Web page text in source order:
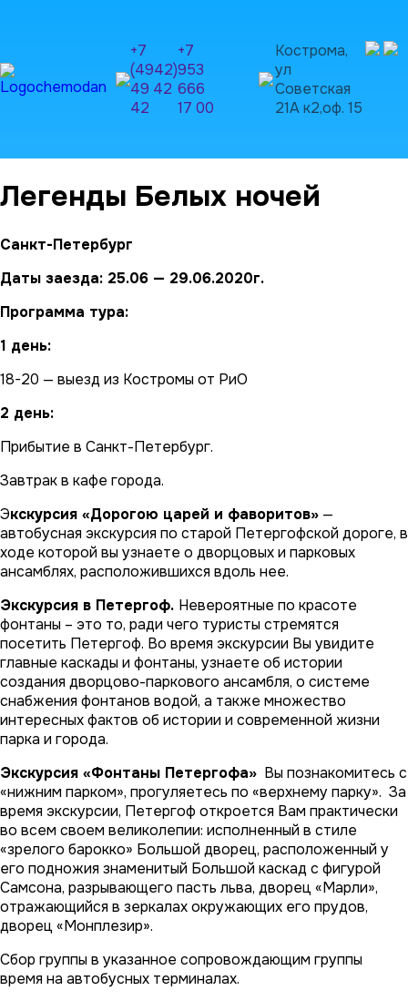
+7
(4942)
49 42
42
+7
953
666
17 00
Кострома,
ул
Советская
21А к2,оф. 15
Легенды Белых ночей
Санкт-Петербург
Даты заезда: 25.06 — 29.06.2020г.
Программа тура:
1 день:
18-20 — выезд из Костромы от РиО
2 день:
Прибытие в Санкт-Петербург.
Завтрак в кафе города.
Экскурсия «Дорогою царей и фаворитов» —
автобусная экскурсия по старой Петергофской дороге, в
ходе которой вы узнаете о дворцовых и парковых
ансамблях, расположившихся вдоль нее.
Экскурсия в Петергоф. Невероятные по красоте
фонтаны – это то, ради чего туристы стремятся
посетить Петергоф. Во время экскурсии Вы увидите
главные каскады и фонтаны, узнаете об истории
создания дворцово-паркового ансамбля, о системе
снабжения фонтанов водой, а также множество
интересных фактов об истории и современной жизни
парка и города.
Экскурсия «Фонтаны Петергофа» Вы познакомитесь с
«нижним парком», прогуляетесь по «верхнему парку». За
время экскурсии, Петергоф откроется Вам практически
во всем своем великолепии: исполненный в стиле
«зрелого барокко» Большой дворец, расположенный у
его подножия знаменитый Большой каскад с фигурой
Самсона, разрывающего пасть льва, дворец «Марли»,
отражающийся в зеркалах окружающих его прудов,
дворец «Монплезир».
Сбор группы в указанное сопровождающим группы
время на автобусных терминалах.